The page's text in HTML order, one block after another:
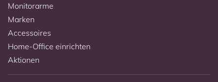
Monitorarme
Marken
Accessoires
Home-Office einrichten
Aktionen